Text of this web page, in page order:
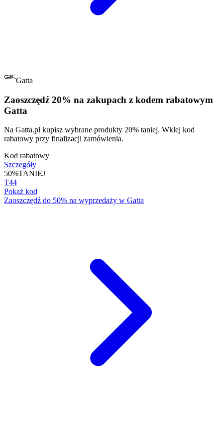
Gatta
Zaoszczędź 20% na zakupach z kodem rabatowym
Gatta
Na Gatta.pl kupisz wybrane produkty 20% taniej. Wklej kod
rabatowy przy finalizacji zamówienia.
Kod rabatowy
Szczegóły
50%TANIEJ
T44
Pokaż kod
Zaoszczędź do 50% na wyprzedaży w Gatta